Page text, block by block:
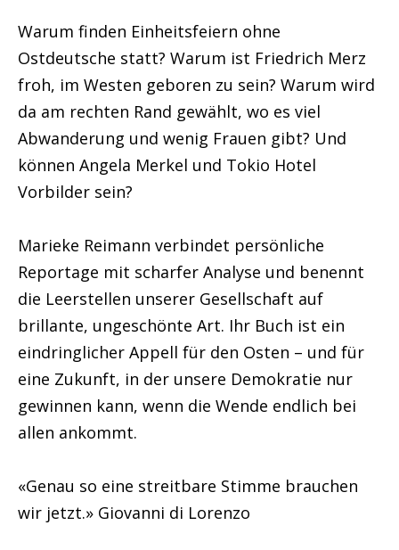
Warum finden Einheitsfeiern ohne
Ostdeutsche statt? Warum ist Friedrich Merz
froh, im Westen geboren zu sein? Warum wird
da am rechten Rand gewählt, wo es viel
Abwanderung und wenig Frauen gibt? Und
können Angela Merkel und Tokio Hotel
Vorbilder sein?
Marieke Reimann verbindet persönliche
Reportage mit scharfer Analyse und benennt
die Leerstellen unserer Gesellschaft auf
brillante, ungeschönte Art. Ihr Buch ist ein
eindringlicher Appell für den Osten – und für
eine Zukunft, in der unsere Demokratie nur
gewinnen kann, wenn die Wende endlich bei
allen ankommt.
«Genau so eine streitbare Stimme brauchen
wir jetzt.» Giovanni di Lorenzo